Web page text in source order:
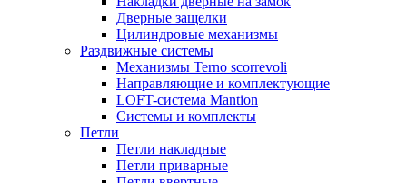
Дверные защелки
Цилиндровые механизмы
Раздвижные системы
Механизмы Terno scorrevoli
Направляющие и комплектующие
LOFT-cистема Mantion
Системы и комплекты
Петли
Петли накладные
Петли приварные